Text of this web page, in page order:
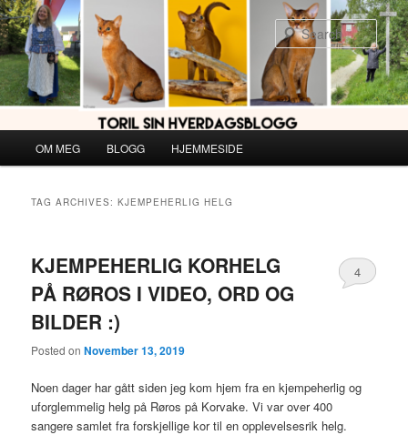
Skip
to
primary
content
Skip
to
secondary
content
OM MEG BLOGG HJEMMESIDE
TAG ARCHIVES:KJEMPEHERLIG HELG
KJEMPEHERLIG KORHELG
PÅ RØROS I VIDEO, ORD OG
BILDER :)
Posted onNovember 13, 2019
4
Noen dager har gått siden jeg kom hjem fra en kjempeherlig og
uforglemmelig helg på Røros på Korvake. Vi var over 400
sangere samlet fra forskjellige kor til en opplevelsesrik helg.